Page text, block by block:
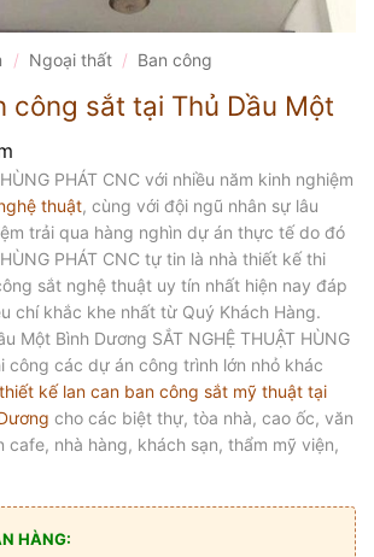
/ Ngoại thất / Ban công
công sắt tại Thủ Dầu Một
PHÁT CNC với nhiều năm kinh nghiệm
thuật, cùng với đội ngũ nhân sự lâu
trải qua hàng nghìn dự án thực tế do đó
HÙNG PHÁT CNC tự tin là nhà thiết kế thi
sắt nghệ thuật uy tín nhất hiện nay đáp
chí khắc khe nhất từ Quý Khách Hàng.
Một Bình Dương SẮT NGHỆ THUẬT HÙNG
công các dự án công trình lớn nhỏ khác
kế lan can ban công sắt mỹ thuật tại
cho các biệt thự, tòa nhà, cao ốc, văn
cafe, nhà hàng, khách sạn, thẩm mỹ viện,
HÀNG: